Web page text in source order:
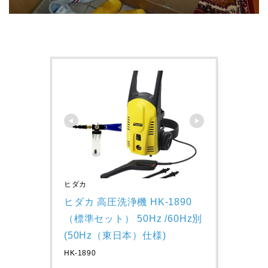
ヒダカ
ヒダカ 高圧洗浄機 HK-1890
（標準セット） 50Hz /60Hz別
(50Hz（東日本）仕様)
HK-1890